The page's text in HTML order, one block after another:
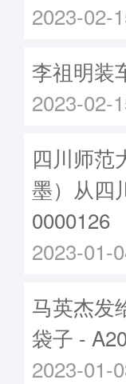
2023-02-
李祖明装
2023-02-
四川师范
墨）从四
0000126
2023-01-
马英杰发
袋子 -
2023-01-